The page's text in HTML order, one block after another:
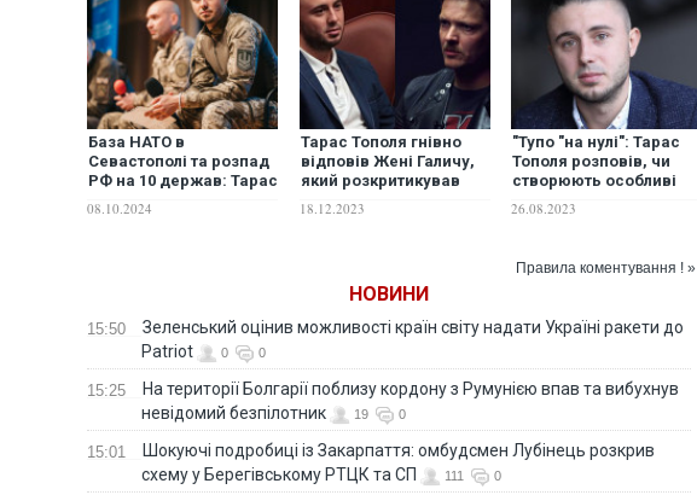
База НАТО в
Севастополі та розпад
РФ на 10 держав: Тарас
майбутнє Росії
08.10.2024
Тарас Тополя гнівно
відповів Жені Галичу,
який розкритикував
Бахмут"
18.12.2023
"Тупо "на нулі": Тарас
Тополя розповів, чи
створюють особливі
ЗСУ та чи хоче він
26.08.2023
Правила коментування ! »
НОВИНИ
15:50
Зеленський оцінив можливості країн світу надати Україні ракети до
Patriot
0 0
15:25
На території Болгарії поблизу кордону з Румунією впав та вибухнув
невідомий безпілотник
19 0
15:01
Шокуючі подробиці із Закарпаття: омбудсмен Лубінець розкрив
схему у Берегівському РТЦК та СП
111 0